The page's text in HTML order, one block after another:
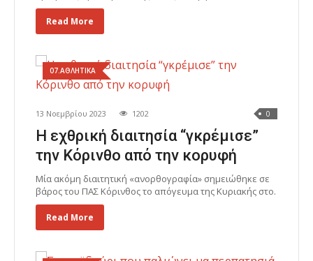
Read More
07.ΑΘΛΗΤΙΚΑ
13 Νοεμβρίου 2023 1202 0
Η εχθρική διαιτησία “γκρέμισε”
την Κόρινθο από την κορυφή
Μία ακόμη διαιτητική «ανορθογραφία» σημειώθηκε σε
βάρος του ΠΑΣ Κόρινθος το απόγευμα της Κυριακής στο.
Read More